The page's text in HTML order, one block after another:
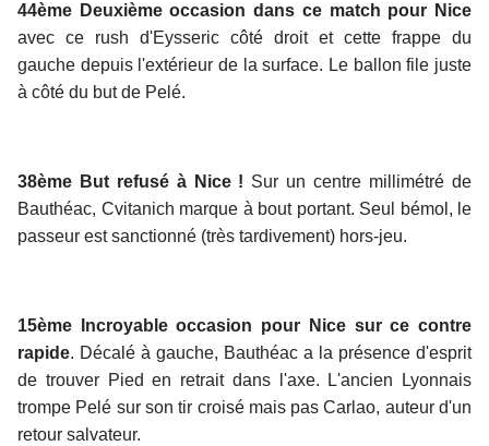
44ème Deuxième occasion dans ce match pour Nice
avec ce rush d'Eysseric côté droit et cette frappe du
gauche depuis l'extérieur de la surface. Le ballon file juste
à côté du but de Pelé.
38ème But refusé à Nice ! Sur un centre millimétré de
Bauthéac, Cvitanich marque à bout portant. Seul bémol, le
passeur est sanctionné (très tardivement) hors-jeu.
15ème Incroyable occasion pour Nice sur ce contre
rapide. Décalé à gauche, Bauthéac a la présence d'esprit
de trouver Pied en retrait dans l'axe. L'ancien Lyonnais
trompe Pelé sur son tir croisé mais pas Carlao, auteur d'un
retour salvateur.